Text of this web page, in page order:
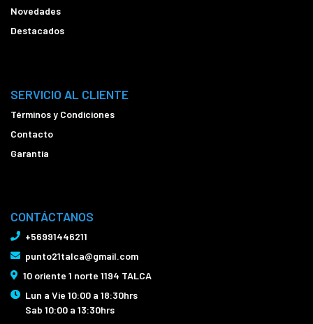
Novedades
Destacados
SERVICIO AL CLIENTE
Términos y Condiciones
Contacto
Garantía
CONTÁCTANOS
+56991446211
punto21talca@gmail.com
10 oriente 1 norte 1194 TALCA
Lun a Vie 10:00 a 18:30hrs
Sab 10:00 a 13:30hrs